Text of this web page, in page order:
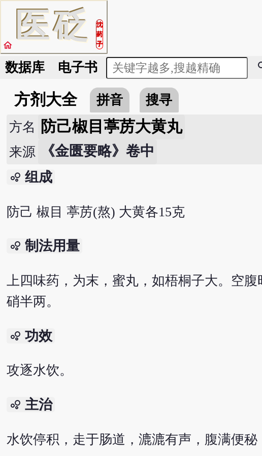
医砭
沈
药
子
home
数据库 电子书
方剂大全 拼音 搜寻
方名 防己椒目葶苈大黄丸
来源 《金匮要略》卷中
bubble_chart 组成
防己 椒目 葶苈(熬) 大黄各15克
bubble_chart 制法用量
上四味药，为末，蜜丸，如梧桐子大。空
硝半两。
bubble_chart 功效
攻逐水饮。
bubble_chart 主治
水饮停积，走于肠道，漉漉有声，腹满便秘